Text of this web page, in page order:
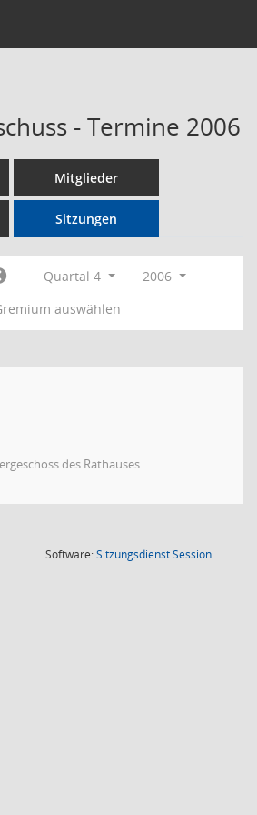
- Termine 2006
Mitglieder
Sitzungen
Quartal 4
2006
auswählen
des Rathauses
Software:SitzungsdienstSession(Wird in